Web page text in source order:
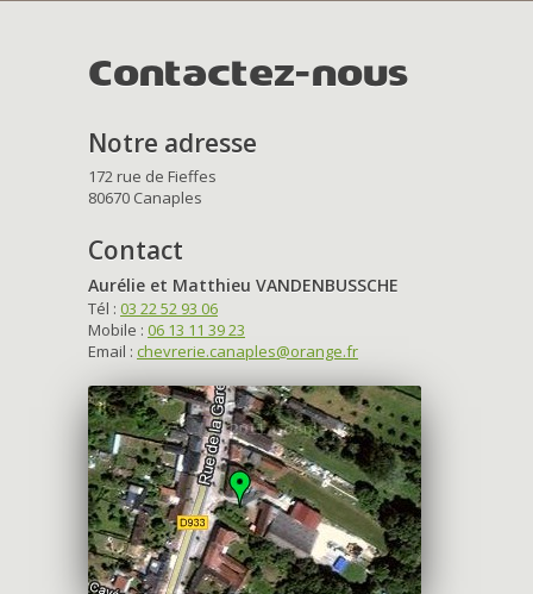
Contactez-nous
Notre adresse
172 rue de Fieffes
80670 Canaples
Contact
Aurélie et Matthieu VANDENBUSSCHE
Tél : 03 22 52 93 06
Mobile : 06 13 11 39 23
Email : chevrerie.canaples@orange.fr